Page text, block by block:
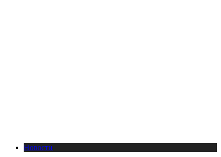
Новости